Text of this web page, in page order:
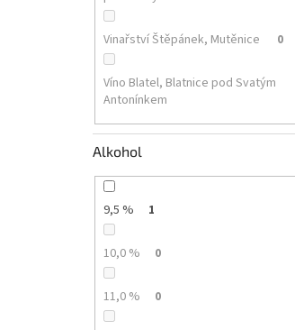
Vinařství Štěpánek, Mutěnice 0
Víno Blatel, Blatnice pod Svatým
Antonínkem
Alkohol
9,5 % 1
10,0 % 0
11,0 % 0